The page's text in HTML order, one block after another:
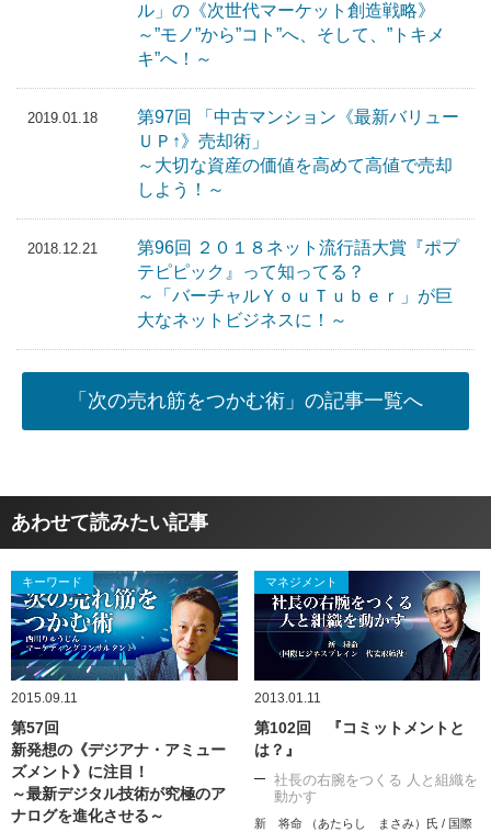
ル」の《次世代マーケット創造戦略》
～”モノ”から”コト”へ、そして、”トキメ
キ”へ！～
2019.01.18
第97回 「中古マンション《最新バリュー
ＵＰ↑》売却術」
～大切な資産の価値を高めて高値で売却
しよう！～
2018.12.21
第96回 ２０１８ネット流行語大賞『ポプ
テピピック』って知ってる？
～「バーチャルＹｏｕＴｕｂｅｒ」が巨
大なネットビジネスに！～
「次の売れ筋をつかむ術」の記事一覧へ
あわせて読みたい記事
キーワード
2015.09.11
第57回
新発想の《デジアナ・アミュー
ズメント》に注目！
～最新デジタル技術が究極のア
ナログを進化させる～
マネジメント
2013.01.11
第102回 『コミットメントと
は？』
社長の右腕をつくる 人と組織を
動かす
新 将命 （あたらし まさみ）氏 / 国際